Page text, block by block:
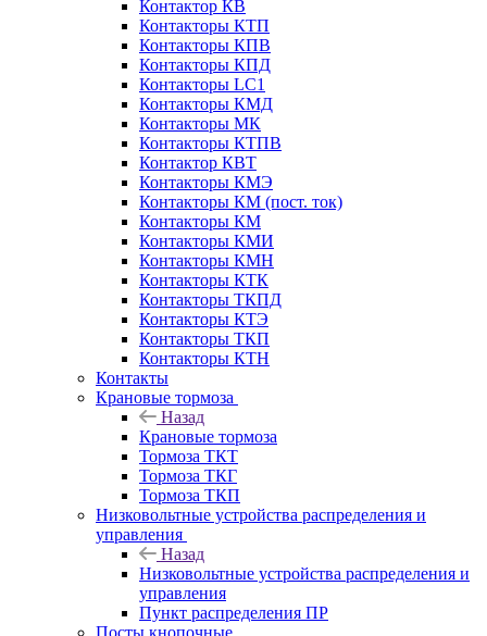
Контактор КВ
Контакторы КТП
Контакторы КПВ
Контакторы КПД
Контакторы LC1
Контакторы КМД
Контакторы МК
Контакторы КТПВ
Контактор КВТ
Контакторы КМЭ
Контакторы КМ (пост. ток)
Контакторы КМ
Контакторы КМИ
Контакторы КМН
Контакторы КТК
Контакторы ТКПД
Контакторы КТЭ
Контакторы ТКП
Контакторы КТН
Контакты
Крановые тормоза
Назад
Крановые тормоза
Тормоза ТКТ
Тормоза ТКГ
Тормоза ТКП
Низковольтные устройства распределения и
управления
Назад
Низковольтные устройства распределения и
управления
Пункт распределения ПР
Посты кнопочные